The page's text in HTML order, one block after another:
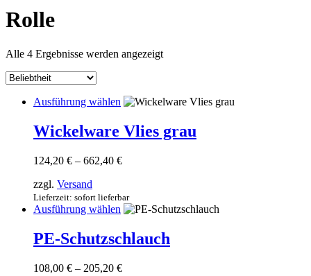
Rolle
Alle 4 Ergebnisse werden angezeigtNach
Ausführung wählen Dieses
weist
mehrere
können
auf
Produktseite
gewählt
Wickelware Vlies grau
124,20 € – 662,40 €Preisspanne:
662,40 €
zzgl. Versand
Lieferzeit: sofort lieferbar
Ausführung wählen Dieses
weist
mehrere
PE-Schutzschlauch
108,00 € – 205,20 €Preisspanne: